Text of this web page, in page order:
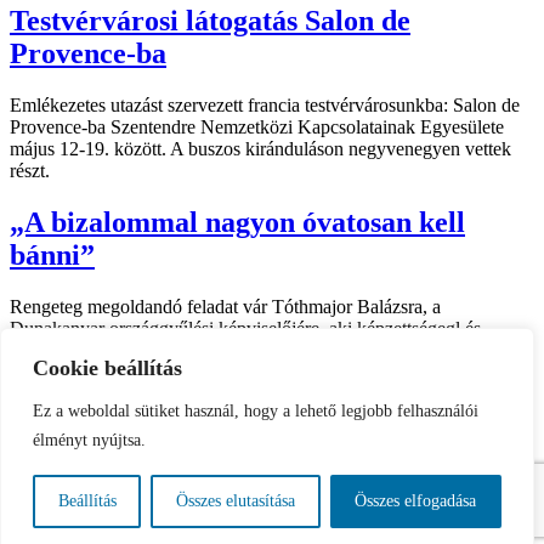
Cookie beállítás
Ez a weboldal sütiket használ, hogy a lehető legjobb felhasználói
élményt nyújtsa.
Beállítás Összes elutasítása Összes elfogadása
Testvérvárosi látogatás Salon de
Provence-ba
Emlékezetes utazást szervezett francia testvérvárosunkba: Salon de
Provence-ba Szentendre Nemzetközi Kapcsolatainak Egyesülete
május 12-19. között. A buszos kiránduláson negyvenegyen vettek
részt.
„A bizalommal nagyon óvatosan kell
bánni”
Rengeteg megoldandó feladat vár Tóthmajor Balázsra, a
Dunakanyar országgyűlési képviselőjére, aki képzettségegl és
Kapcsolat
Etikai kódex
Archívum
Adatvédelmi tájékoztató
Önkormányzati hírek